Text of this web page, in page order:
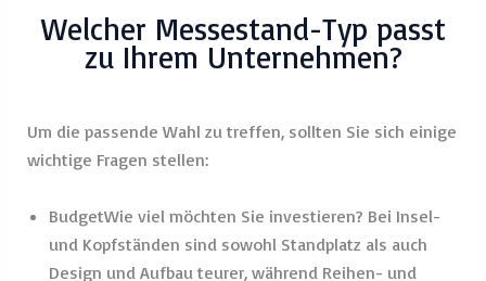
Fläche und PlatzierungJe nach dem, welche
Standplätze auf der jeweiligen Messe verfügbar sind,
Individuelle AnpassungenJeder Messestand ist
einzigartig – entsprechend Ihren Wünschen und
umfangreich Ihr Entwurf ist.